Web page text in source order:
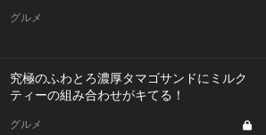
グルメ
究極のふわとろ濃厚タマゴサンドにミルク
ティーの組み合わせがキてる！
グルメ